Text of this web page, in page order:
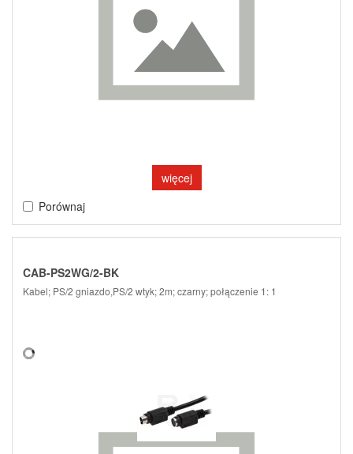
więcej
Porównaj
CAB-PS2WG/2-BK
Kabel; PS/2 gniazdo,PS/2 wtyk; 2m; czarny; połączenie 1: 1